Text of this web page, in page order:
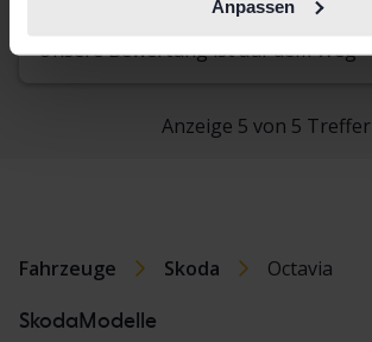
Anpassen
Unsere Bewertung ist auf dem Weg
Anzeige 5 von 5 Treffer
Fahrzeuge Skoda Octavia
SkodaModelle